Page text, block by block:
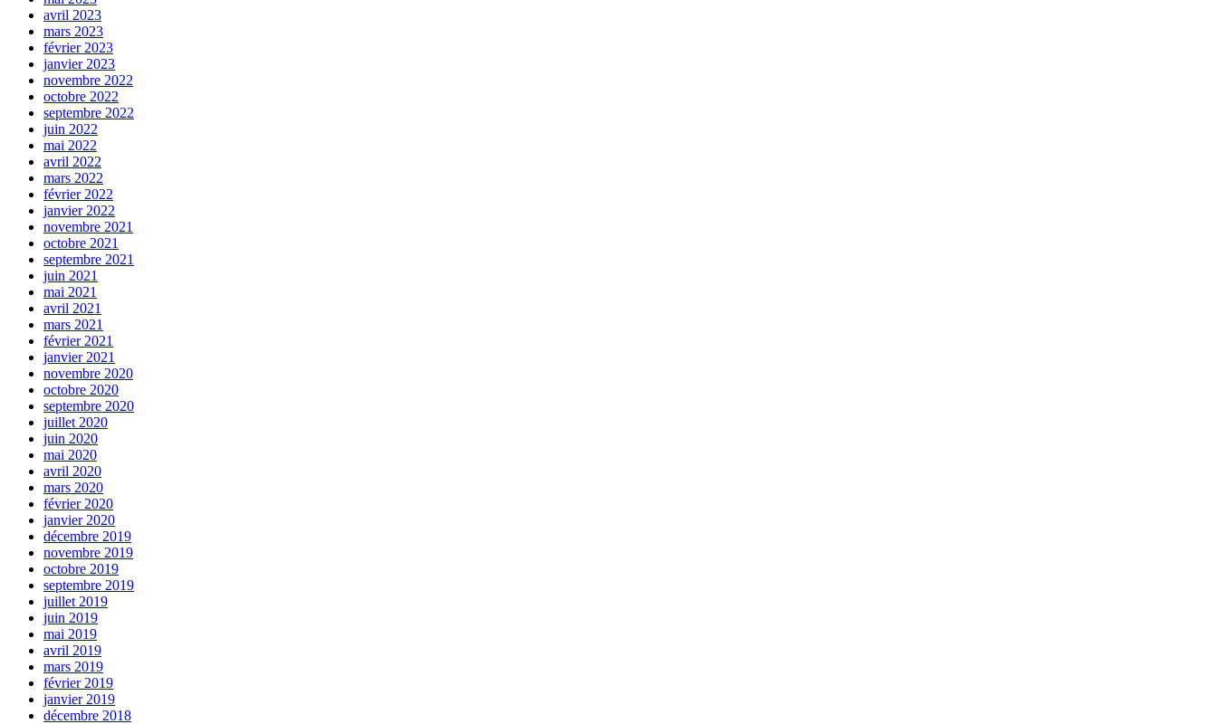
avril 2023
mars 2023
février 2023
janvier 2023
novembre 2022
octobre 2022
septembre 2022
juin 2022
mai 2022
avril 2022
mars 2022
février 2022
janvier 2022
novembre 2021
octobre 2021
septembre 2021
juin 2021
mai 2021
avril 2021
mars 2021
février 2021
janvier 2021
novembre 2020
octobre 2020
septembre 2020
juillet 2020
juin 2020
mai 2020
avril 2020
mars 2020
février 2020
janvier 2020
décembre 2019
novembre 2019
octobre 2019
septembre 2019
juillet 2019
juin 2019
mai 2019
avril 2019
mars 2019
février 2019
janvier 2019
décembre 2018